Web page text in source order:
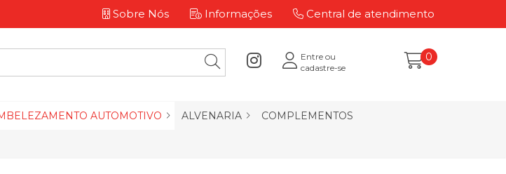
Sobre Nós Informações Central de atendimento
Entre ou
cadastre-se
0
AUTOMOTIVO ALVENARIA COMPLEMENTOS